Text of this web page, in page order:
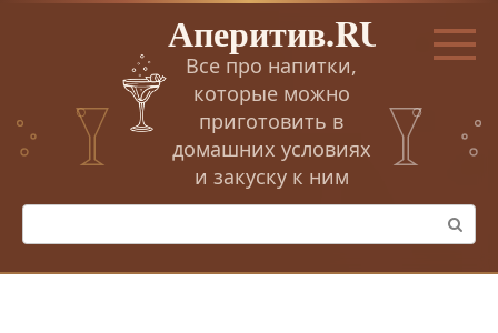
Перейти
Аперитив.RU
Все про напитки,
которые можно
приготовить в
домашних условиях
и закуску к ним
Поиск: